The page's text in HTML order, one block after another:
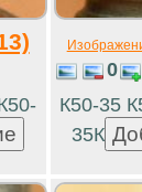
0
К50-35
35К